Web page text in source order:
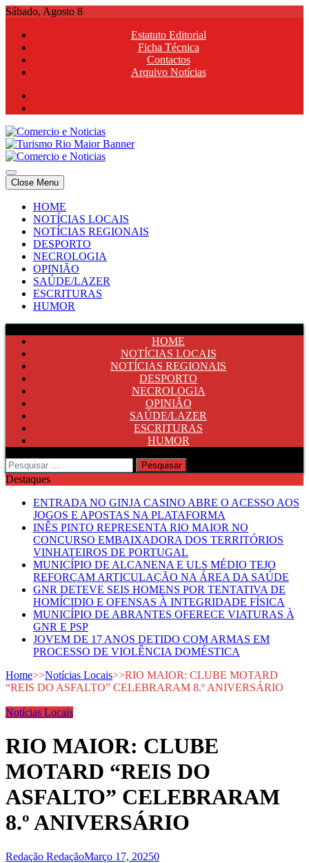
Skip
content
Sábado, Agosto 8
Estatuto Editorial
Ficha Técnica
Contactos
Arquivo Notícias
Comercio e Noticias
Notícias e Publicidade Online
Comercio e Noticias
Notícias e Publicidade Online
Close Menu
HOME
NOTÍCIAS LOCAIS
NOTÍCIAS REGIONAIS
DESPORTO
NECROLOGIA
OPINIÃO
SAÚDE/LAZER
ESCRITURAS
HUMOR
HOME
NOTÍCIAS LOCAIS
NOTÍCIAS REGIONAIS
DESPORTO
NECROLOGIA
OPINIÃO
SAÚDE/LAZER
ESCRITURAS
HUMOR
Pesquisar
por:
Destaques
ENTRADA NO GINJA CASINO ABRE O ACESSO AOS
JOGOS E APOSTAS NA PLATAFORMA
INÊS PINTO REPRESENTA RIO MAIOR NO
CONCURSO EMBAIXADORA DOS TERRITÓRIOS
VINHATEIROS DE PORTUGAL
MUNICÍPIO DE ALCANENA E ULS MÉDIO TEJO
REFORÇAM ARTICULAÇÃO NA ÁREA DA SAÚDE
GNR DETEVE SEIS HOMENS POR TENTATIVA DE
HOMÍCIDIO E OFENSAS À INTEGRIDADE FÍSICA
MUNICÍPIO DE ABRANTES OFERECE VIATURAS À
GNR E PSP
JOVEM DE 17 ANOS DETIDO COM ARMAS EM
PROCESSO DE VIOLÊNCIA DOMÉSTICA
Home>>Notícias Locais>>RIO MAIOR: CLUBE MOTARD
“REIS DO ASFALTO” CELEBRARAM 8.º ANIVERSÁRIO
Notícias Locais
RIO MAIOR: CLUBE
MOTARD “REIS DO
ASFALTO” CELEBRARAM
8.º ANIVERSÁRIO
Redação RedaçãoMarço 17, 20250